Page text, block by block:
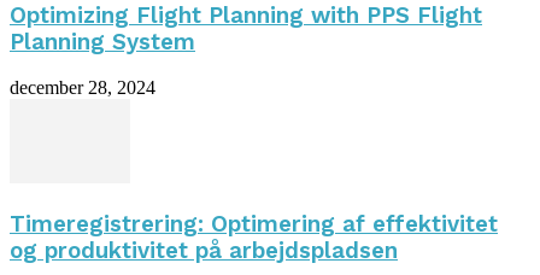
Optimizing Flight Planning with PPS Flight
Planning System
december 28, 2024
Timeregistrering: Optimering af effektivitet
og produktivitet på arbejdspladsen